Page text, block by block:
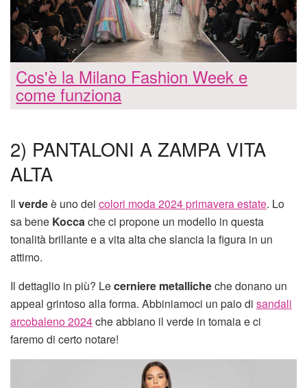
Cos'è la Milano Fashion Week e
come funziona
2) PANTALONI A ZAMPA VITA
ALTA
Il verdeè uno dei colori moda 2024 primavera estate. Lo
sa bene Koccache ci propone un modello in questa
tonalità brillante e a vita alta che slancia la figura in un
attimo.
Il dettaglio in più? Lecerniere metallicheche donano un
appeal grintoso alla forma. Abbiniamoci un paio di sandali
arcobaleno 2024che abbiano il verde in tomaia e ci
faremo di certo notare!